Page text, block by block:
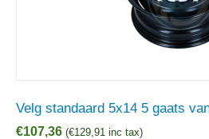
Velg standaard 5x14 5 gaats
€107,36 (€129,91 inc tax)